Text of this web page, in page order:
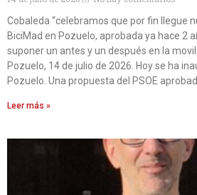
Cobaleda “celebramos que por fin llegue
BiciMad en Pozuelo, aprobada ya hace 2
suponer un antes y un después en la
Pozuelo, 14 de julio de 2026. Hoy se ha
Pozuelo. Una propuesta del PSOE
Leer más »